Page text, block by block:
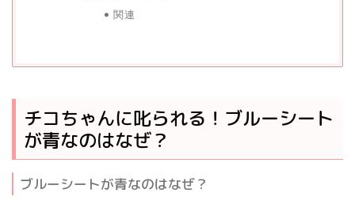
関連
チコちゃんに叱られる！ブルーシート
が青なのはなぜ？
ブルーシートが青なのはなぜ？